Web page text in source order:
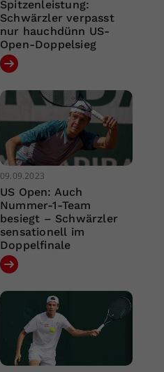
Spitzenleistung:
Schwärzler verpasst
nur hauchdünn US-
Open-Doppelsieg
09.09.2023
US Open: Auch
Nummer-1-Team
besiegt – Schwärzler
sensationell im
Doppelfinale